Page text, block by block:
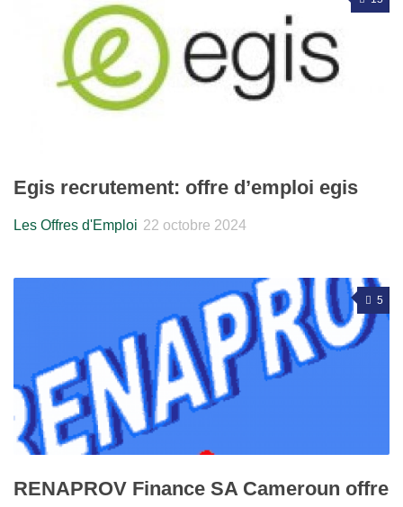
Egis recrutement: offre d’emploi egis
Les Offres d'Emploi 22 octobre 2024
5
RENAPROV Finance SA Cameroun offre